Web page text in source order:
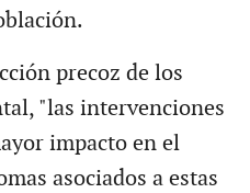
precoz de los
"las intervenciones
impacto en el
asociados a estas